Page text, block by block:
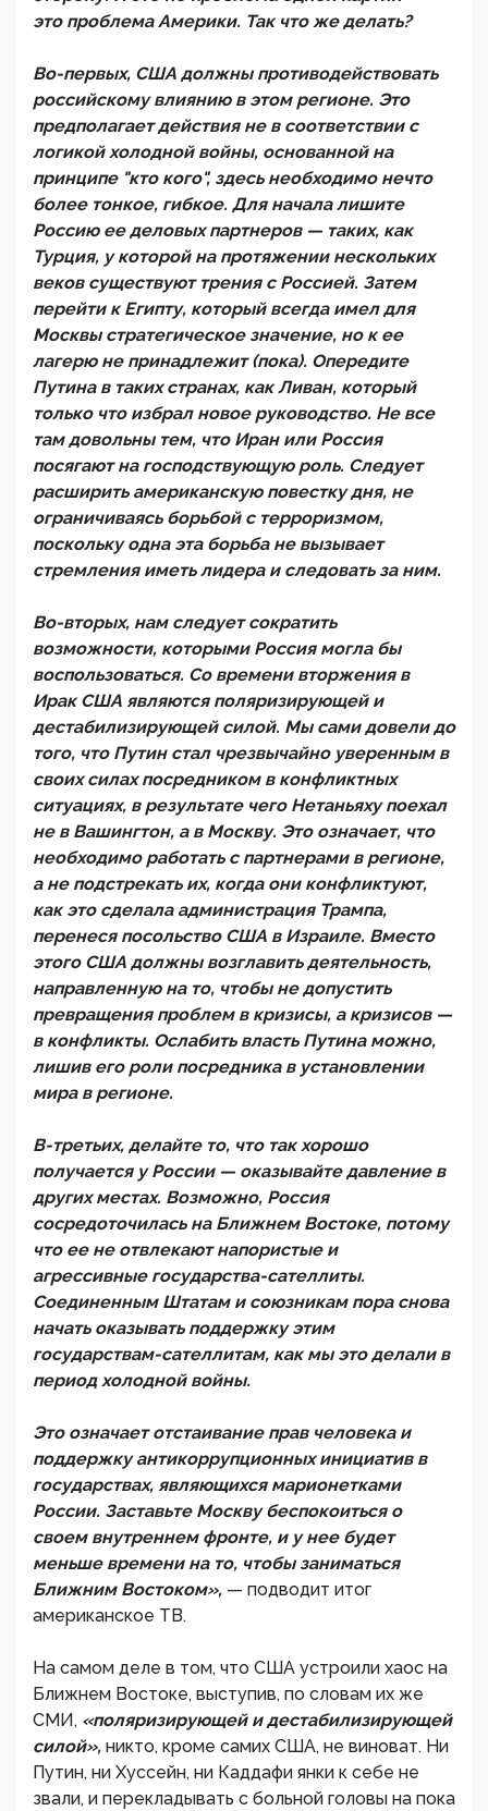
это проблема Америки. Так что же делать?
Во-первых, США должны противодействовать
российскому влиянию в этом регионе. Это
предполагает действия не в соответствии с
логикой холодной войны, основанной на
принципе "кто кого", здесь необходимо нечто
более тонкое, гибкое. Для начала лишите
Россию ее деловых партнеров — таких, как
Турция, у которой на протяжении нескольких
веков существуют трения с Россией. Затем
перейти к Египту, который всегда имел для
Москвы стратегическое значение, но к ее
лагерю не принадлежит (пока). Опередите
Путина в таких странах, как Ливан, который
только что избрал новое руководство. Не все
там довольны тем, что Иран или Россия
посягают на господствующую роль. Следует
расширить американскую повестку дня, не
ограничиваясь борьбой с терроризмом,
поскольку одна эта борьба не вызывает
стремления иметь лидера и следовать за ним.
Во-вторых, нам следует сократить
возможности, которыми Россия могла бы
воспользоваться. Со времени вторжения в
Ирак США являются поляризирующей и
дестабилизирующей силой. Мы сами довели до
того, что Путин стал чрезвычайно уверенным в
своих силах посредником в конфликтных
ситуациях, в результате чего Нетаньяху поехал
не в Вашингтон, а в Москву. Это означает, что
необходимо работать с партнерами в регионе,
а не подстрекать их, когда они конфликтуют,
как это сделала администрация Трампа,
перенеся посольство США в Израиле. Вместо
этого США должны возглавить деятельность,
направленную на то, чтобы не допустить
превращения проблем в кризисы, а кризисов —
в конфликты. Ослабить власть Путина можно,
лишив его роли посредника в установлении
мира в регионе.
В-третьих, делайте то, что так хорошо
получается у России — оказывайте давление в
других местах. Возможно, Россия
сосредоточилась на Ближнем Востоке, потому
что ее не отвлекают напористые и
агрессивные государства-сателлиты.
Соединенным Штатам и союзникам пора снова
начать оказывать поддержку этим
государствам-сателлитам, как мы это делали в
период холодной войны.
Это означает отстаивание прав человека и
поддержку антикоррупционных инициатив в
государствах, являющихся марионетками
России. Заставьте Москву беспокоиться о
своем внутреннем фронте, и у нее будет
меньше времени на то, чтобы заниматься
Ближним Востоком», — подводит итог
американское ТВ.
На самом деле в том, что США устроили хаос на
Ближнем Востоке, выступив, по словам их же
СМИ, «поляризирующей и дестабилизирующей
силой», никто, кроме самих США, не виноват. Ни
Путин, ни Хуссейн, ни Каддафи янки к себе не
звали, и перекладывать с больной головы на пока